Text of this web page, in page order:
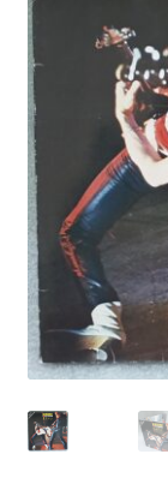
Listă produse
Oferta lunii
Contul meu
Blog
lei0,00